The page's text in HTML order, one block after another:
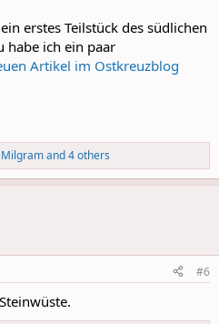
erstes Teilstück des südlichen
habe ich ein paar
Artikel im Ostkreuzblog
and 4 others
#6